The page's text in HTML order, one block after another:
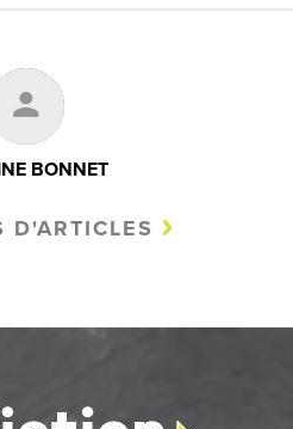
BONNET
D'ARTICLES